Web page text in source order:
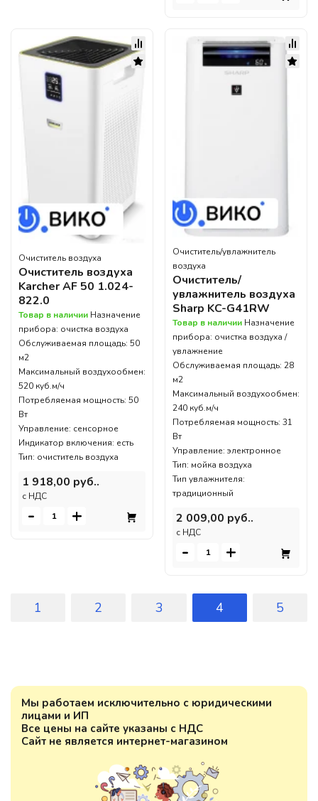
Мы работаем исключительно с юридическими
лицами и ИП
Все цены на сайте указаны с НДС
Сайт не является интернет-магазином
Очиститель воздуха
Очиститель воздуха
Karcher AF 50 1.024-
822.0
Товар в наличии Назначение
прибора: очистка воздуха
Обслуживаемая площадь: 50
м2
Максимальный воздухообмен:
520 куб.м/ч
Потребляемая мощность: 50
Вт
Управление: сенсорное
Индикатор включения: есть
Тип: очиститель воздуха
1 918,00 руб..
c НДС
- +
Очиститель/увлажнитель
воздуха
Очиститель/
увлажнитель воздуха
Sharp KC-G41RW
Товар в наличии Назначение
прибора: очистка воздуха /
увлажнение
Обслуживаемая площадь: 28
м2
Максимальный воздухообмен:
240 куб.м/ч
Потребляемая мощность: 31
Вт
Управление: электронное
Тип: мойка воздуха
Тип увлажнителя:
традиционный
2 009,00 руб..
c НДС
- +
1 2 3 4 5